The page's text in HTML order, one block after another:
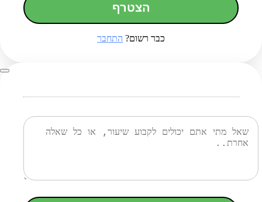
הצטרף
כבר רשום? התחבר